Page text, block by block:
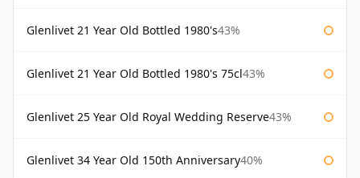
Glenlivet 21 Year Old Bottled 1980's43%
Glenlivet 21 Year Old Bottled 1980's 75cl43%
Glenlivet 25 Year Old Royal Wedding Reserve43%
Glenlivet 34 Year Old 150th Anniversary40%